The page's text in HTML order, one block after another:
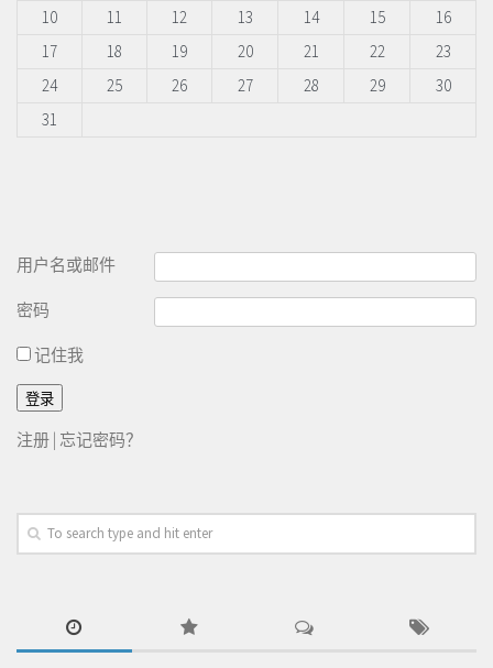
10
11 12 13 14 15
16
17
18 19 20 21 22
23
24
25 26 27 28 29
30
31
用户名或邮件
密码
记住我
注册 | 忘记密码？